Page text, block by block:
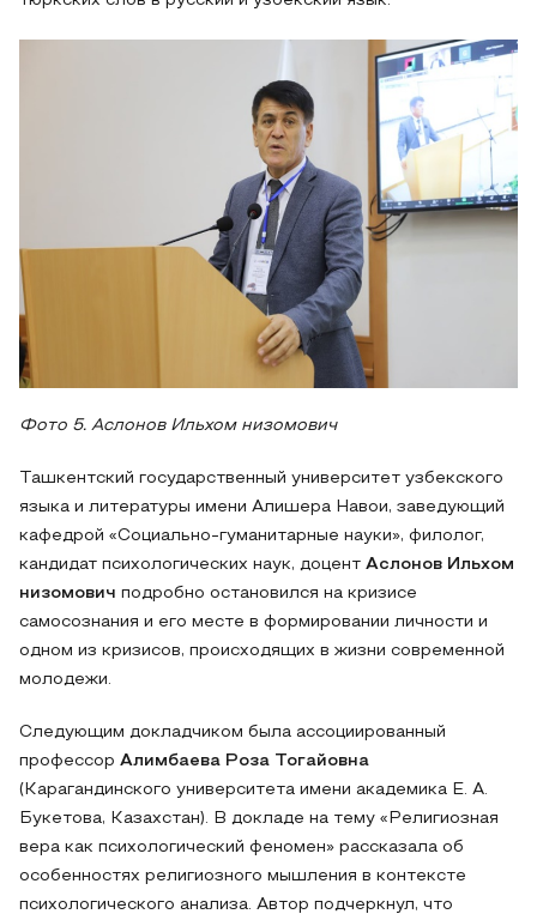
Фото 5. Аслонов Ильхом низомович
Ташкентский государственный университет узбекского
языка и литературы имени Алишера Навои, заведующий
кафедрой «Социально-гуманитарные науки», филолог,
кандидат психологических наук, доцент Аслонов Ильхом
низомович подробно остановился на кризисе
самосознания и его месте в формировании личности и
одном из кризисов, происходящих в жизни современной
молодежи.
Следующим докладчиком была ассоциированный
профессор Алимбаева Роза Тогайовна
(Карагандинского университета имени академика Е. А.
Букетова, Казахстан). В докладе на тему «Религиозная
вера как психологический феномен» рассказала об
особенностях религиозного мышления в контексте
психологического анализа. Автор подчеркнул, что